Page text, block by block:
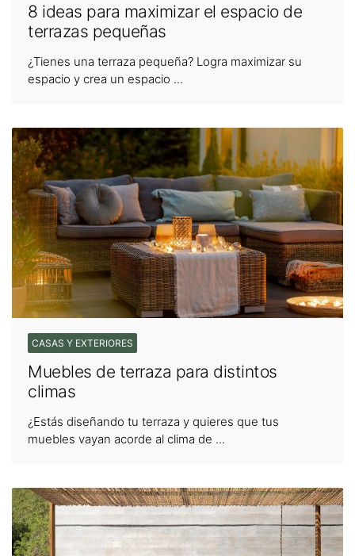
8 ideas para maximizar el espacio de
terrazas pequeñas
¿Tienes una terraza pequeña? Logra maximizar su
espacio y crea un espacio ...
CASAS Y EXTERIORES
Muebles de terraza para distintos
climas
¿Estás diseñando tu terraza y quieres que tus
muebles vayan acorde al clima de ...